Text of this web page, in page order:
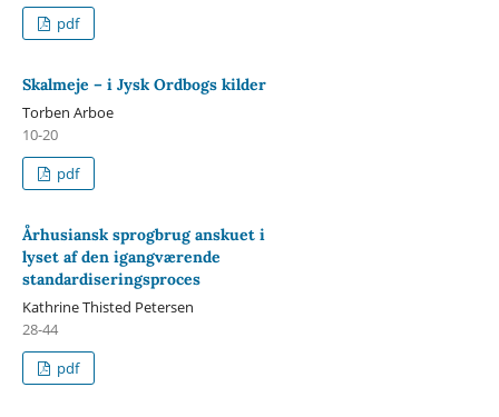
pdf
Skalmeje – i Jysk Ordbogs kilder
Torben Arboe
10-20
pdf
Århusiansk sprogbrug anskuet i
lyset af den igangværende
standardiseringsproces
Kathrine Thisted Petersen
28-44
pdf